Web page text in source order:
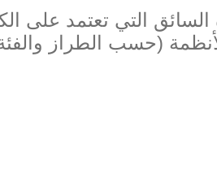
التي تعتمد على
(حسب الطراز